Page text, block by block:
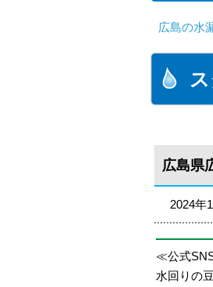
広島の水
広島県
2024年
≪公式
水回りの